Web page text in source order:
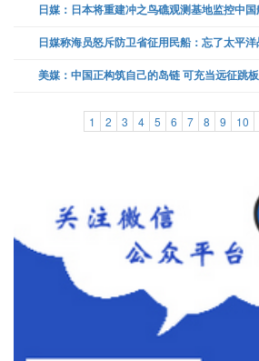
日媒：日本将重建冲之鸟礁观测基地监控中国
日媒称海员怒斥防卫省征用民船：忘了太平
美媒：中国正构筑自己的岛链 可充当远征跳
1 2 3 4 5 6 7 8 9 10